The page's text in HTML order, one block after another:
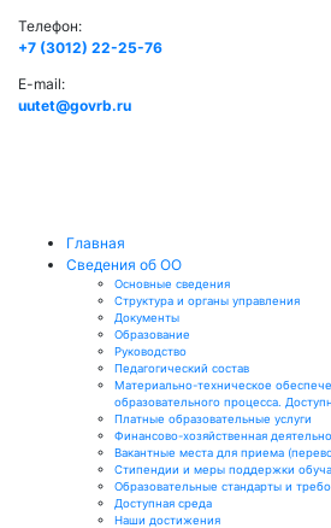
Телефон:
+7 (3012) 22-25-76
E-mail:
uutet@govrb.ru
Главная
Сведения об ОО
Основные сведения
Структура и органы управления
Документы
Образование
Руководство
Педагогический состав
Материально-техническое
образовательного процесса.
Платные образовательные услуги
Финансово-хозяйственная
Вакантные места для приема
Стипендии и меры поддержки
Образовательные стандарты и
Доступная среда
Наши достижения